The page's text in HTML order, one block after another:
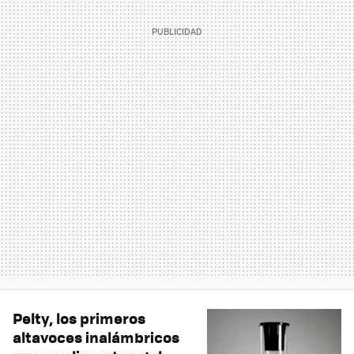
Pelty, los primeros
altavoces inalámbricos